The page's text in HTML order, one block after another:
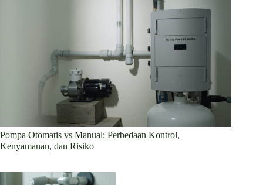
Pompa Otomatis vs Manual: Perbedaan Kontrol,
Kenyamanan, dan Risiko